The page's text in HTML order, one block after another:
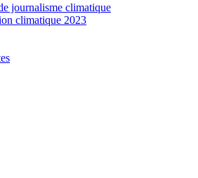
journalisme climatique
climatique 2023